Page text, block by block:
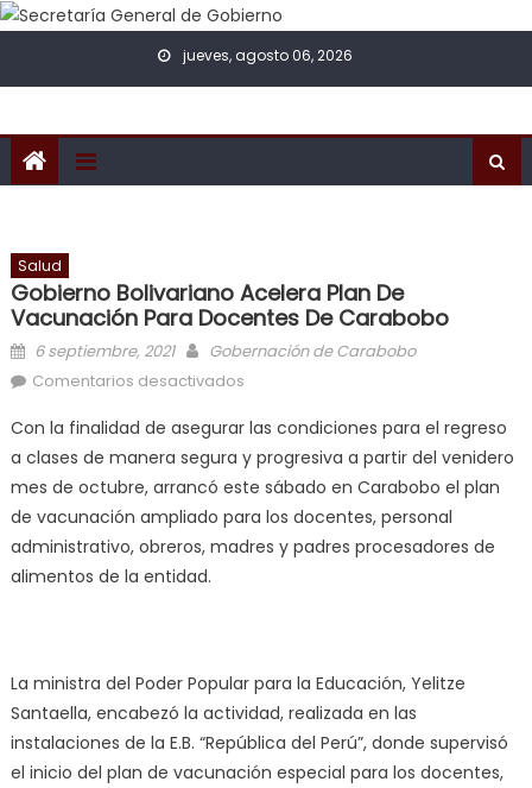
Skip to content
jueves, agosto 06, 2026
Salud
Gobierno Bolivariano Acelera Plan De
Vacunación Para Docentes De Carabobo
Posted on
6 septiembre, 2021 Author
Gobernación de Carabobo
Comentarios desactivados
de Carabobo
Con la finalidad de asegurar las condiciones para el regreso
a clases de manera segura y progresiva a partir del venidero
mes de octubre, arrancó este sábado en Carabobo el plan
de vacunación ampliado para los docentes, personal
administrativo, obreros, madres y padres procesadores de
alimentos de la entidad.
La ministra del Poder Popular para la Educación, Yelitze
Santaella, encabezó la actividad, realizada en las
instalaciones de la E.B. “República del Perú”, donde supervisó
el inicio del plan de vacunación especial para los docentes,